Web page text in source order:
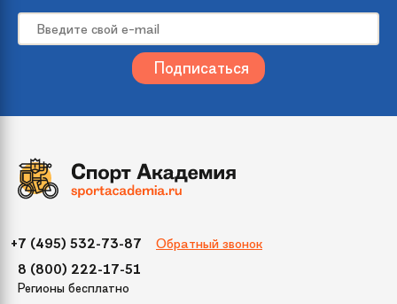
+7 (495) 532-73-87 Обратный звонок
8 (800) 222-17-51
Регионы бесплатно